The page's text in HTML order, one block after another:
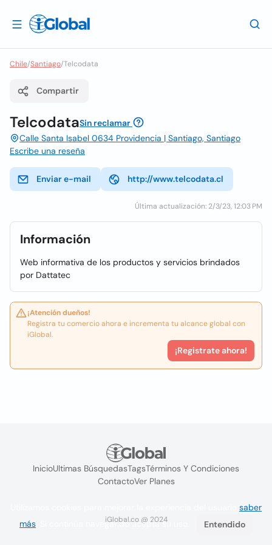
Chile/Santiago/Telcodata
Compartir
TelcodataSin reclamar
Calle Santa Isabel 0634 Providencia | Santiago, Santiago
Escribe una reseña
Enviar e-mail http://www.telcodata.cl
Última actualización: 2/3/23, 12:03 PM
Información
Web informativa de los productos y servicios brindados
por Dattatec
¡Atención dueños!
Registra tu comercio ahora e incrementa tu alcance global con
iGlobal.
¡Registrate ahora!
InicioUltimas BúsquedasTagsTérminos Y Condiciones
ContactoVer Planes
iGlobal.co @ 2024
saber
más . Si continúa navegando acepta su uso. Entendido